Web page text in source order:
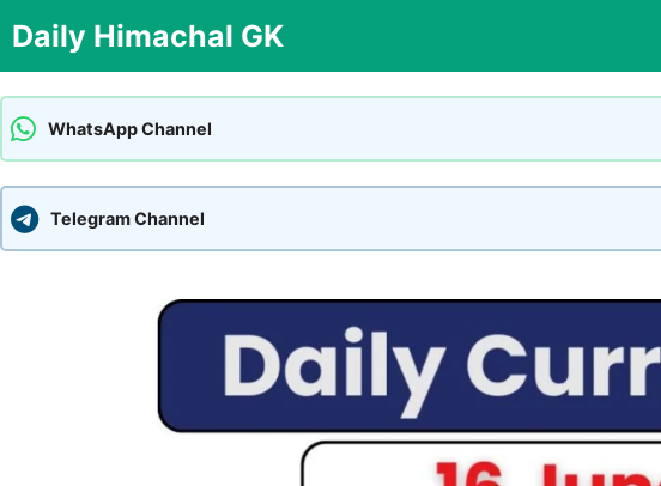
to
content
Daily Himachal GK
WhatsApp Channel
Telegram Channel